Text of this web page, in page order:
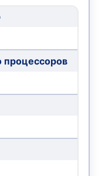
процессоров